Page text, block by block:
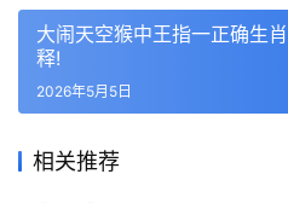
大闹天空猴中王指一正确生
释!
2026年5月5日
相关推荐